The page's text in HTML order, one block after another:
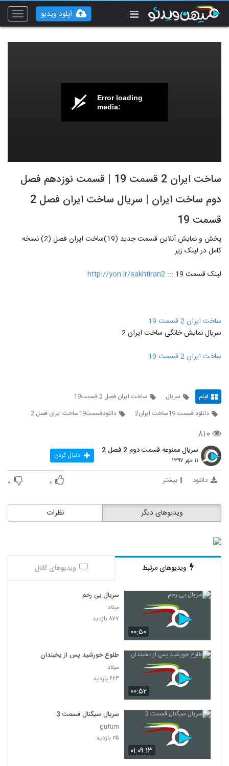
Toggle
آپلود ویدیو
Error loading
media:
ساخت ایران 2 قسمت 19 | قسمت نوزدهم فصل
دوم ساخت ایران | سریال ساخت ایران فصل 2
قسمت 19
پخش و نمایش آنلاین قسمت جدید (19)ساخت ایران فصل (2) نسخه
کامل در لینک زیر
لینک قسمت 19 :::
http://yon.ir/sakhtiran2
ساخت ایران 2 قسمت 19
سریال نمایش خانگی ساخت ایران 2
ساخت ایران 2 قسمت 19
فیلم سریال
ساخت ایران فصل 2 قسمت19
دانلود قسمت 19ساخت ایران2
دانلودقسمت19ساخت ایران فصل 2
۸۱۰
سریال ممنوعه قسمت دوم 2 فصل 2
۱۱ مهر ۱۳۹۷ دنبال کردن
دانلود بیشتر ۰ ۰
نظرات ویدیوهای دیگر
ویدیوهای مرتبط ویدیوهای کانال
۰۰:۵۰
سریال بی رحم
میلاد
۸۷۷ بازدید
۰۰:۵۲
طلوع خورشید پس از یخبندان
میلاد
۶۲۴ بازدید
۰۱:۰۹:۱۳
سریال سیگنال قسمت 3
gufum
۲۵ بازدید